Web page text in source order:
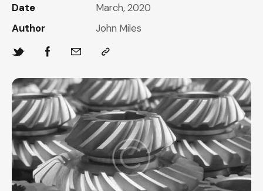
Date
March, 2020
Author
John Miles